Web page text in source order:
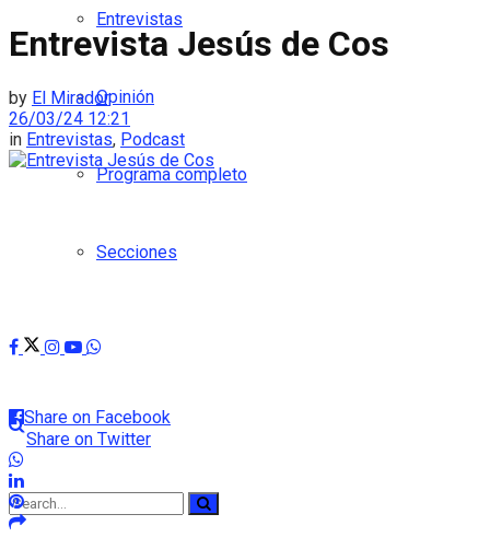
Entrevistas
Opinión
Programa completo
Secciones
Entrevista Jesús de Cos
by El Mirador
26/03/24 12:21
in Entrevistas, Podcast
Share on Facebook
Share on Twitter